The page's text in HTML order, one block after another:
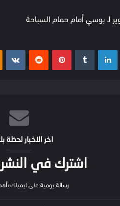
لـ بوسي أمام حمام السباحة
لينكدإن بينتيريست
اخر الاخبار لحظة
اشترك في
رسالة يومية على ايميلك بأهم